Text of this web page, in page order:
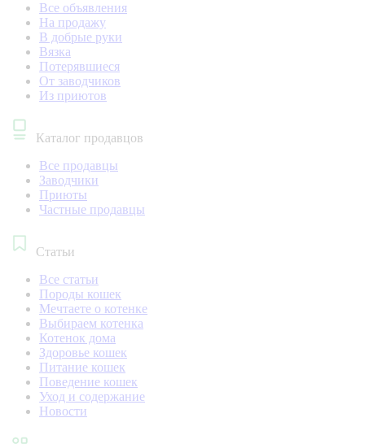
Все объявления
На продажу
В добрые руки
Вязка
Потерявшиеся
От заводчиков
Из приютов
Каталог продавцов
Все продавцы
Заводчики
Приюты
Частные продавцы
Статьи
Все статьи
Породы кошек
Мечтаете о котенке
Выбираем котенка
Котенок дома
Здоровье кошек
Питание кошек
Поведение кошек
Уход и содержание
Новости